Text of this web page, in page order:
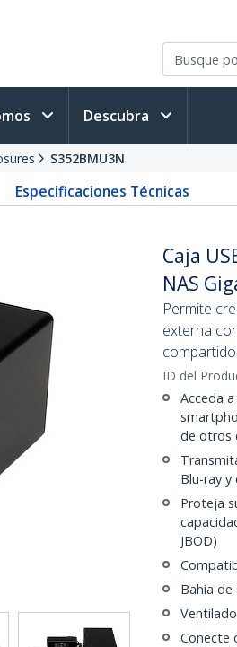
Descubra
S352BMU3N
Especificaciones Técnicas
Caja
NAS
Permite
externa
ID del
Acceda
de otros
Blu-ray
Proteja
JBOD)
Bahía
Conecte